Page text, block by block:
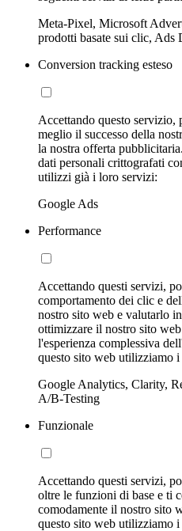
Meta-Pixel, Microsoft
prodotti basate sui clic, Ads
Conversion tracking esteso
Accettando questo servizio,
meglio il successo della
la nostra offerta
dati personali crittografati
utilizzi già i loro servizi:
Google Ads
Performance
Accettando questi servizi,
comportamento dei clic e
nostro sito web e valutarlo
ottimizzare il nostro sito
l'esperienza complessiva
questo sito web utilizziamo
Google Analytics, Clarity,
A/B-Testing
Funzionale
Accettando questi servizi,
oltre le funzioni di base e ti
comodamente il nostro sito
questo sito web utilizziamo